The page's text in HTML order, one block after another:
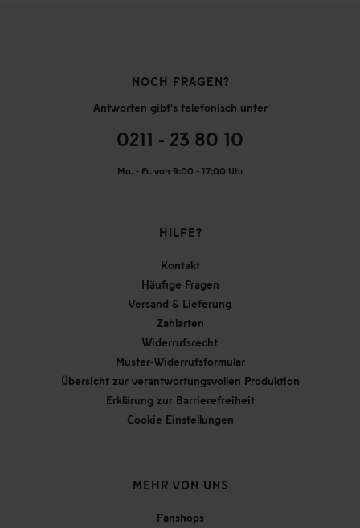
NOCH FRAGEN?
Antworten gibt's telefonisch unter
0211 - 23 80 10
Mo. - Fr. von 9:00 - 17:00 Uhr
HILFE?
Kontakt
Häufige Fragen
Versand & Lieferung
Zahlarten
Widerrufsrecht
Muster-Widerrufsformular
Übersicht zur verantwortungsvollen Produktion
Erklärung zur Barrierefreiheit
Cookie Einstellungen
MEHR VON UNS
Fanshops